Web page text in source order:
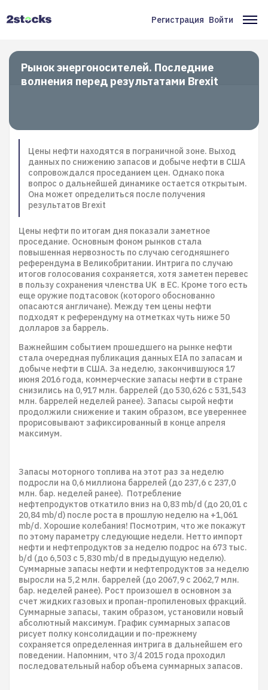
Меню
учётной
записи
пользователя
Регистрация Войти
Рынок энергоносителей. Последние
волнения перед результатами Brexit
Цены нефти находятся в пограничной зоне. Выход
данных по снижению запасов и добыче нефти в США
сопровождался проседанием цен. Однако пока
вопрос о дальнейшей динамике остается открытым.
Она может определиться после получения
результатов Brexit
Цены нефти по итогам дня показали заметное
проседание. Основным фоном рынков стала
повышенная нервозность по случаю сегодняшнего
референдума в Великобритании. Интрига по случаю
итогов голосования сохраняется, хотя заметен перевес
в пользу сохранения членства UK в ЕС. Кроме того есть
еще оружие подтасовок (которого обоснованно
опасаются англичане). Между тем цены нефти
подходят к референдуму на отметках чуть ниже 50
долларов за баррель.
Важнейшим событием прошедшего на рынке нефти
стала очередная публикация данных EIA по запасам и
добыче нефти в США. За неделю, закончившуюся 17
июня 2016 года, коммерческие запасы нефти в стране
снизились на 0,917 млн. баррелей (до 530,626 с 531,543
млн. баррелей неделей ранее). Запасы сырой нефти
продолжили снижение и таким образом, все увереннее
прорисовывают зафиксированный в конце апреля
максимум.
Запасы моторного топлива на этот раз за неделю
подросли на 0,6 миллиона баррелей (до 237,6 с 237,0
млн. бар. неделей ранее). Потребление
нефтепродуктов откатило вниз на 0,83 mb/d (до 20,01 с
20,84 mb/d) после роста в прошлую неделю на +1,061
mb/d. Хорошие колебания! Посмотрим, что же покажут
по этому параметру следующие недели. Нетто импорт
нефти и нефтепродуктов за неделю подрос на 673 тыс.
b/d (до 6,503 с 5,830 mb/d в предыдущую неделю).
Суммарные запасы нефти и нефтепродуктов за неделю
выросли на 5,2 млн. баррелей (до 2067,9 с 2062,7 млн.
бар. неделей ранее). Рост произошел в основном за
счет жидких газовых и пропан-пропиленовых фракций.
Суммарные запасы, таким образом, установили новый
абсолютный максимум. График суммарных запасов
рисует полку консолидации и по-прежнему
сохраняется определенная интрига в дальнейшем его
поведении. Напомним, что 3/4 2015 года проходил
последовательный набор объема суммарных запасов.